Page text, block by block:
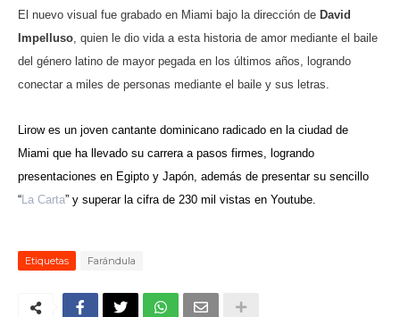
El nuevo visual fue grabado en Miami bajo la dirección de David
Impelluso, quien le dio vida a esta historia de amor mediante el baile
del género latino de mayor pegada en los últimos años, logrando
conectar a miles de personas mediante el baile y sus letras.
Lirow es un joven cantante dominicano radicado en la ciudad de
Miami que ha llevado su carrera a pasos firmes, logrando
presentaciones en Egipto y Japón, además de presentar su sencillo
“La Carta” y superar la cifra de 230 mil vistas en Youtube.
Etiquetas Farándula